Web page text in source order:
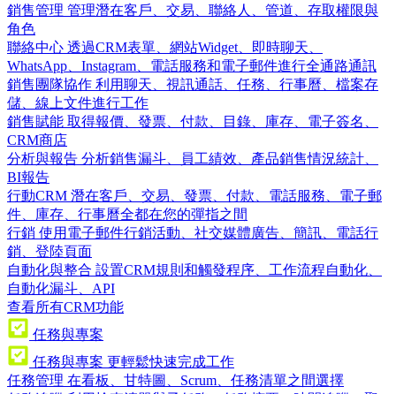
銷售管理 管理潛在客戶、交易、聯絡人、管道、存取權限與
角色
聯絡中心 透過CRM表單、網站Widget、即時聊天、
WhatsApp、Instagram、電話服務和電子郵件進行全通路通訊
銷售團隊協作 利用聊天、視訊通話、任務、行事曆、檔案存
儲、線上文件進行工作
銷售賦能 取得報價、發票、付款、目錄、庫存、電子簽名、
CRM商店
分析與報告 分析銷售漏斗、員工績效、產品銷售情況統計、
BI報告
行動CRM 潛在客戶、交易、發票、付款、電話服務、電子郵
件、庫存、行事曆全都在您的彈指之間
行銷 使用電子郵件行銷活動、社交媒體廣告、簡訊、電話行
銷、登陸頁面
自動化與整合 設置CRM規則和觸發程序、工作流程自動化、
自動化漏斗、API
查看所有CRM功能
任務與專案
任務與專案 更輕鬆快速完成工作
任務管理 在看板、甘特圖、Scrum、任務清單之間選擇